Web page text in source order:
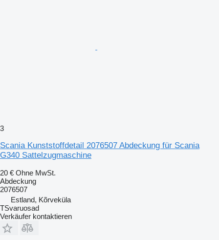
3
Scania Kunststoffdetail 2076507 Abdeckung für Scania
G340 Sattelzugmaschine
20 € Ohne MwSt.
Abdeckung
2076507
Estland, Kõrveküla
TSvaruosad
Verkäufer kontaktieren